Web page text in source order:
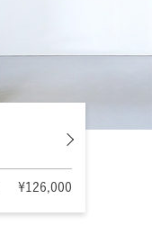
¥126,000